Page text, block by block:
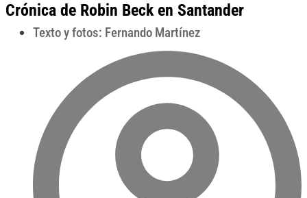
Crónica de Robin Beck en Santander
Texto y fotos: Fernando Martínez